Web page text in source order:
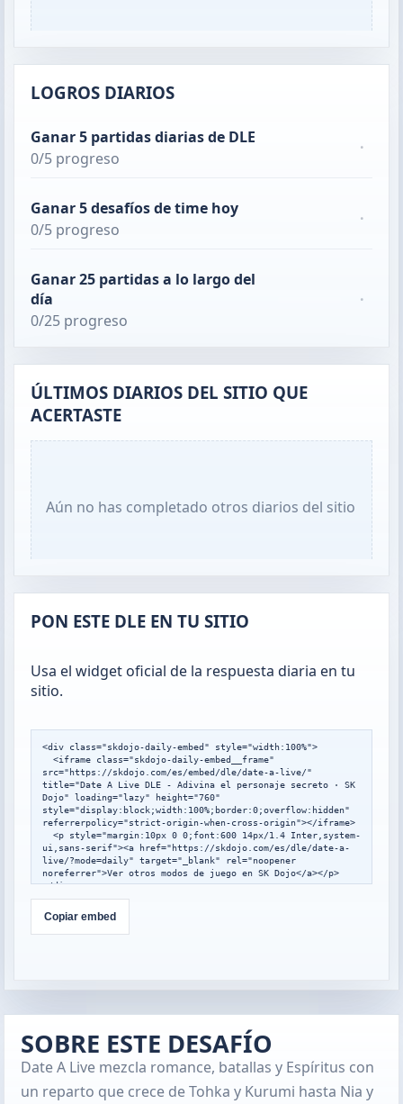
LOGROS DIARIOS
Ganar 5 partidas diarias de DLE
0/5 progreso
·
Ganar 5 desafíos de time hoy
0/5 progreso
·
Ganar 25 partidas a lo largo del
día
0/25 progreso
·
ÚLTIMOS DIARIOS DEL SITIO QUE
ACERTASTE
Aún no has completado otros diarios del sitio
PON ESTE DLE EN TU SITIO
Usa el widget oficial de la respuesta diaria en tu
sitio.
<div class="skdojo-daily-embed" style="width:100%">
src="https://skdojo.com/es/embed/dle/date-a-live/"
title="Date A Live DLE - Adivina el personaje secreto · SK
Dojo" loading="lazy" height="760"
style="display:block;width:100%;border:0;overflow:hidden"
referrerpolicy="strict-origin-when-cross-origin"></iframe>
ui,sans-serif"><a href="https://skdojo.com/es/dle/date-a-
live/?mode=daily" target="_blank" rel="noopener
noreferrer">Ver otros modos de juego en SK Dojo</a></p>
</div>
<script>
window.addEventListener("message",function(event){
  var data=event.data;
  if(!data||data.type!=="skdojo-embed-
eight)||760))+"px";
    }
});
</script>
Copiar embed
SOBRE ESTE DESAFÍO
Date A Live mezcla romance, batallas y Espíritus con
un reparto que crece de Tohka y Kurumi hasta Nia y